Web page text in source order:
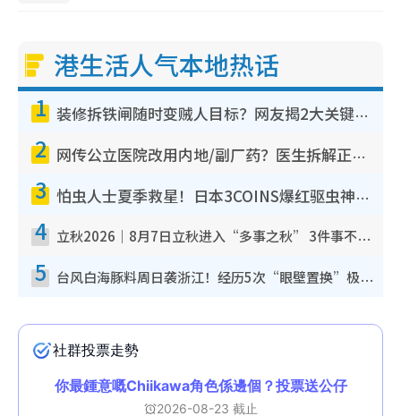
港生活人气本地热话
1 装修拆铁闸随时变贼人目标？网友揭2大关键用途：装新款等于白装？附新旧铁闸分别
2 网传公立医院改用内地/副厂药？医生拆解正副厂分别，揭4类人换药随时出事
3 怕虫人士夏季救星！日本3COINS爆红驱虫神器$45起 1招“全程免触碰”轻松搞定小强
4 立秋2026｜8月7日立秋进入“多事之秋” 3件事不可做！专家教6招开运 清杂物／钱包纳气接好运
5 台风白海豚料周日袭浙江！经历5次“眼壁置换”极罕见 成登陆内地最长途台风